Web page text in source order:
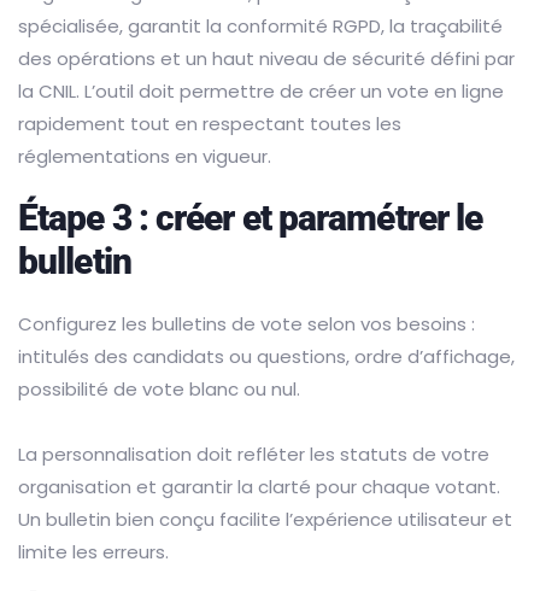
spécialisée, garantit la conformité RGPD, la traçabilité
des opérations et un haut niveau de sécurité défini par
la CNIL. L’outil doit permettre de créer un vote en ligne
rapidement tout en respectant toutes les
réglementations en vigueur.
Étape 3 : créer et paramétrer le
bulletin
Configurez les bulletins de vote selon vos besoins :
intitulés des candidats ou questions, ordre d’affichage,
possibilité de vote blanc ou nul.
La personnalisation doit refléter les statuts de votre
organisation et garantir la clarté pour chaque votant.
Un bulletin bien conçu facilite l’expérience utilisateur et
limite les erreurs.